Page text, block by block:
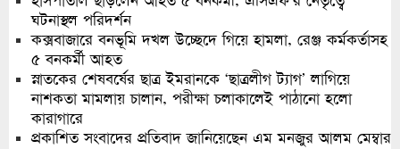
ঘটনাস্থল পরিদর্শন
কক্সবাজারে বনভূমি দখল উচ্ছেদে গিয়ে হামলা, রেঞ্জ কর্মকর্তাসহ
৫ বনকর্মী আহত
স্নাতকের শেষবর্ষের ছাত্র ইমরানকে ‘ছাত্রলীগ ট্যাগ’ লাগিয়ে
নাশকতা মামলায় চালান, পরীক্ষা চলাকালেই পাঠানো হলো
কারাগারে
প্রকাশিত সংবাদের প্রতিবাদ জানিয়েছেন এম মনজুর আলম মেম্বার